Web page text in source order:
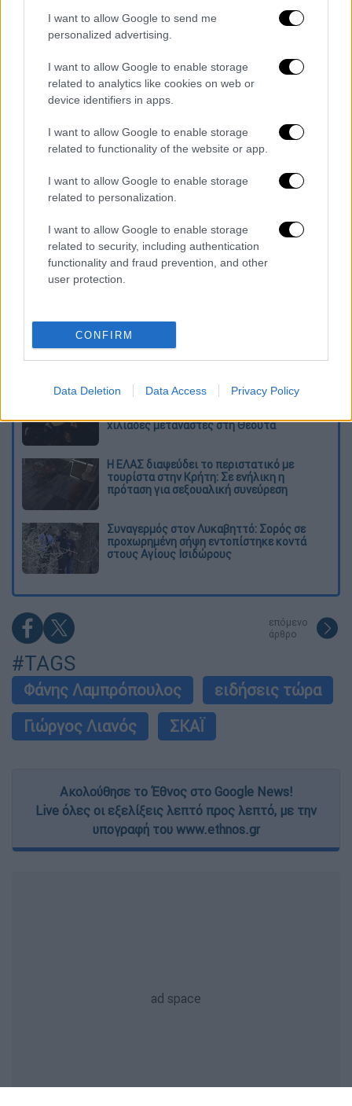
I want to allow Google to send me
personalized advertising.
I want to allow Google to enable storage
related to analytics like cookies on web or
device identifiers in apps.
I want to allow Google to enable storage
related to functionality of the website or app.
I want to allow Google to enable storage
related to personalization.
I want to allow Google to enable storage
related to security, including authentication
functionality and fraud prevention, and other
user protection.
CONFIRM
Data Deletion Data Access Privacy Policy
Τα σχολιά σας δημοσιεύονται άμεσα με δική σας ευθύνη. Το
ΕΘΝΟΣ θα παρεμβαίνει και τα προσβλητικά σχόλια θα
διαγράφονται
καταχώρηση
Kadebostany στο ethnos.gr: «Κάποτε
πίστευα ότι το να είσαι outsider ήταν
αδυναμία, τώρα το βλέπω ως δύναμη»
«Χωρίς σκηνές και κουβέρτες σε ακραίες
χιλιάδες μετανάστες στη Θέουτα
Η ΕΛΑΣ διαψεύδει το περιστατικό με
τουρίστα στην Κρήτη: Σε ενήλικη η
πρόταση για σεξουαλική συνεύρεση
Συναγερμός στον Λυκαβηττό: Σορός σε
προχωρημένη σήψη εντοπίστηκε κοντά
στους Αγίους Ισιδώρους
επόμενο
άρθρο
#TAGS
Φάνης Λαμπρόπουλος
ειδήσεις τώρα
Γιώργος Λιανός
ΣΚΑΪ
Ακολούθησε το Έθνος στο Google News!
Live όλες οι εξελίξεις λεπτό προς λεπτό, με την
υπογραφή του www.ethnos.gr